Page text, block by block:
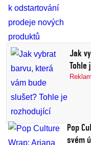
Jak
Tohle
Pop
svém